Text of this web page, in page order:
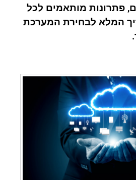
פתרונות מותאמים לכל
המלא לבחירת המערכת